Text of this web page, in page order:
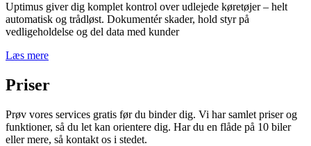
Uptimus giver dig komplet kontrol over udlejede køretøjer – helt
automatisk og trådløst. Dokumentér skader, hold styr på
vedligeholdelse og del data med kunder
Læs mere
Priser
Prøv vores services gratis før du binder dig. Vi har samlet priser og
funktioner, så du let kan orientere dig. Har du en flåde på 10 biler
eller mere, så kontakt os i stedet.